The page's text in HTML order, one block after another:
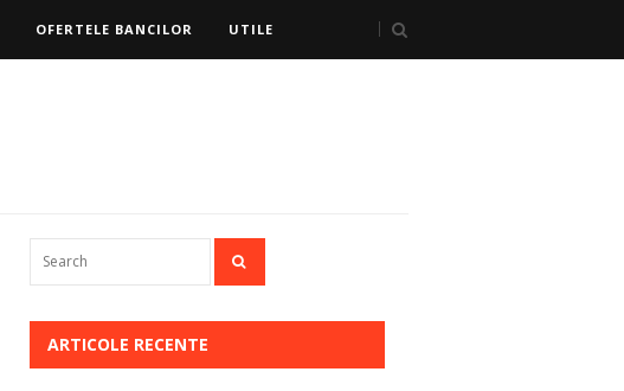
OFERTELE BANCILOR UTILE
ARTICOLE RECENTE